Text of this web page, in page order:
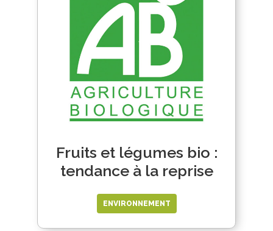
Fruits et légumes bio :
tendance à la reprise
ENVIRONNEMENT